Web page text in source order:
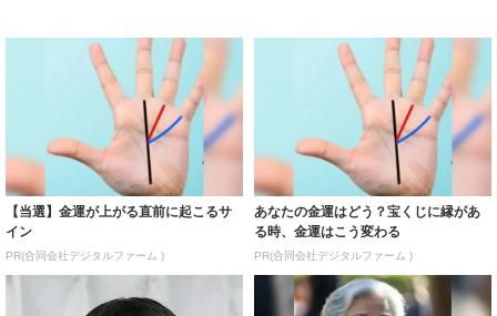
【当選】金運が上がる直前に起こるサ
イン
PR(合同会社デジタルファーム )
あなたの金運はどう？宝くじに縁があ
る時、金運はこう変わる
PR(合同会社デジタルファーム )